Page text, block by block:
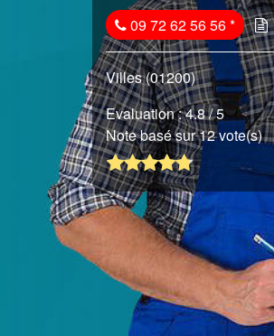
09 72 62 56 56*
Villes (01200)
Evaluation :4.8/ 5
Note basé sur 12 vote(s)